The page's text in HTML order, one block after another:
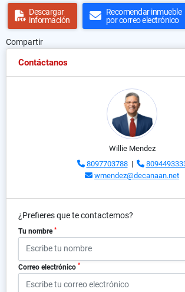
Descargar
información
Recomendar inmueble
por correo electrónico
Compartir
Contáctanos
Willie Mendez
8097703788|
wmendez@decanaan.net
¿Prefieres que te contactemos?
Tu nombre *
Correo electrónico *